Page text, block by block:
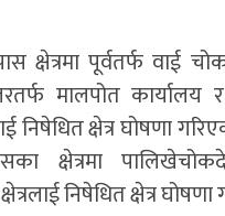
पूर्वतर्फ वाई
मालपोत कार्यालय
निषेधित क्षेत्र घोषणा
क्षेत्रमा
निषेधित क्षेत्र